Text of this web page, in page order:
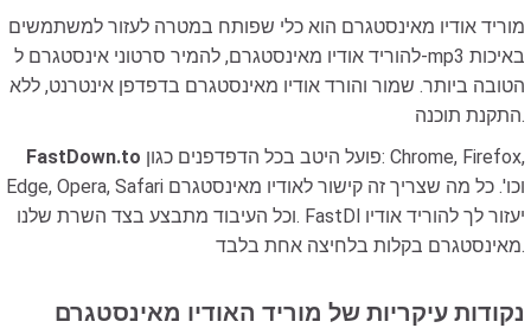
מוריד אודיו מאינסטגרם הוא כלי שפותח במטרה לעזור למשתמשים
להוריד אודיו מאינסטגרם, להמיר סרטוני אינסטגרם ל-mp3 באיכות
הטובה ביותר. שמור והורד אודיו מאינסטגרם בדפדפן אינטרנט, ללא
התקנת תוכנה.
FastDown.to
Edge, Opera, Safari וכו'. כל מה שצריך זה קישור לאודיו מאינסטגרם
וכל העיבוד מתבצע בצד השרת שלנו. FastDl יעזור לך להוריד אודיו
מאינסטגרם בקלות בלחיצה אחת בלבד.
נקודות עיקריות של מוריד האודיו מאינסטגרם